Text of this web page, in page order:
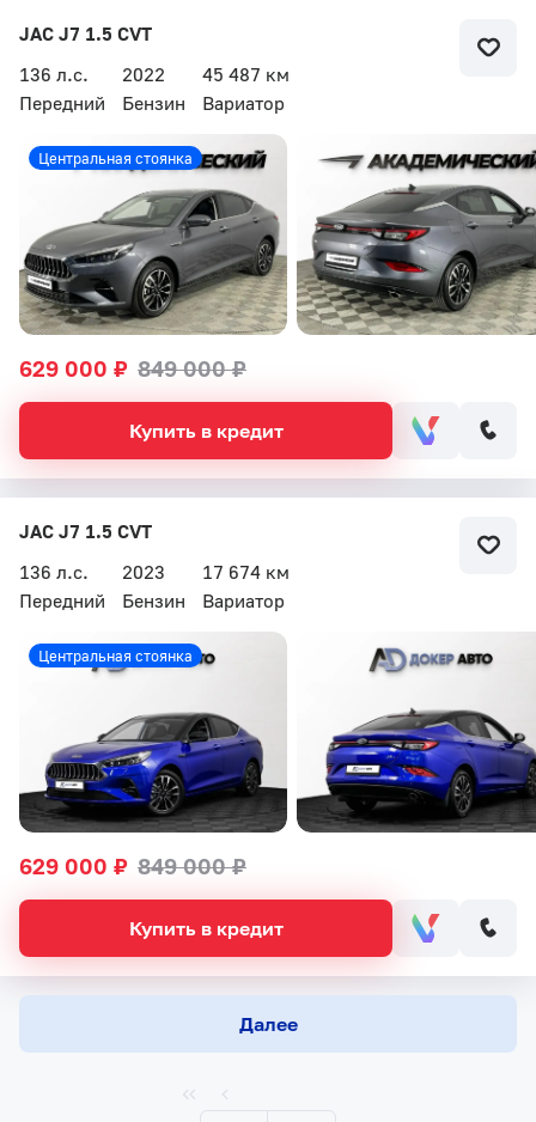
JAC J7 1.5 CVT
136 л.с.
2022
45 487 км
Передний
Бензин Вариатор
629 000 ₽ 849 000 ₽
Центральная стоянка
Купить в кредит
JAC J7 1.5 CVT
136 л.с.
2023
17 674 км
Передний
Бензин Вариатор
629 000 ₽ 849 000 ₽
Центральная стоянка
Купить в кредит
Далее